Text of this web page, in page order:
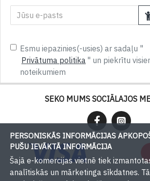
Esmu iepazinies(-usies) ar sadaļu "
Privātuma politika " un piekrītu
noteikumiem
SEKO MUMS SOCIĀLAJOS
PERSONISKĀS INFORMĀCIJAS
PUŠU IEVĀKTĀ INFORMĀCIJA
Šajā e-komercijas vietnē tiek
analītiskās un mārketinga sīkdatnes.